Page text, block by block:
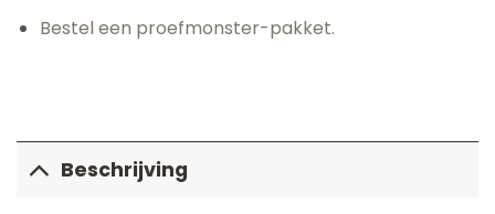
Bestel een proefmonster-pakket.
Beschrijving